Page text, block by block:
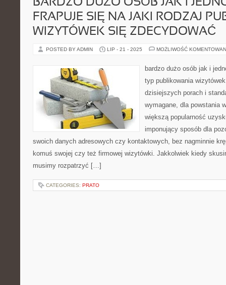
BARDZO DUŻO OSÓB JAK I
FRAPUJE SIĘ NA JAKI RODZAJ
WIZYTÓWEK SIĘ ZDECYDOWAĆ
POSTED BY ADMIN LIP - 21 - 2025 MOŻLIWOŚĆ
bardzo dużo osób jak i
typ publikowania
dzisiejszych porach i
wymagane, dla powstania
większą popularność
imponujący sposób dla
swoich danych adresowych czy kontaktowych, bez nagminnie
komuś swojej czy też firmowej wizytówki. Jakkolwiek kiedy
musimy rozpatrzyć […]
CATEGORIES: PRATO